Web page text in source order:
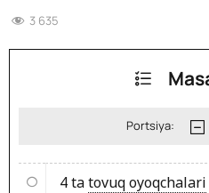
3 635
Portsiya:
4 tatovuq oyoqchalari